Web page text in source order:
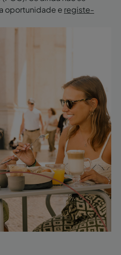
oportunidade e registe-